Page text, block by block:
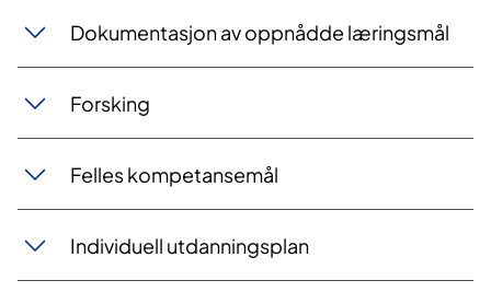
Dokumentasjon av oppnådde læringsmål
Forsking
Felles kompetansemål
Individuell utdanningsplan